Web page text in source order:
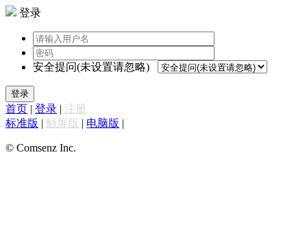
登录
安全提问(未设置请忽略)
登录
首页 | 登录 | 注册
标准版 | 触屏版 | 电脑版 |
© Comsenz Inc.